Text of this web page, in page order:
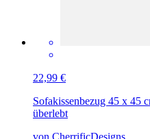
22,99 €
Sofakissenbezug 45 x 45
überlebt